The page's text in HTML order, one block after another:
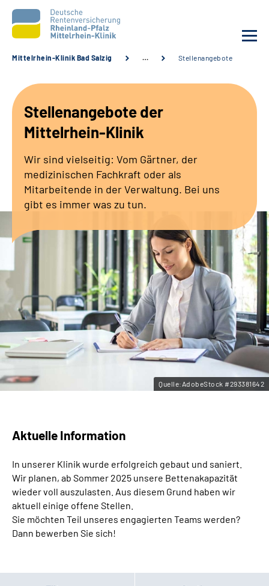
Unsere Angebote
Karriere
Zuweisende &
Leichte Sprache
Gebärdensprache
Mittelrhein-Klinik Bad Salzig … Stellenangebote
Stellenangebote der
Mittelrhein-Klinik
Wir sind vielseitig: Vom Gärtner, der
medizinischen Fachkraft oder als
Mitarbeitende in der Verwaltung. Bei uns
gibt es immer was zu tun.
Quelle:AdobeStock #293381642
Aktuelle Information
In unserer Klinik wurde erfolgreich gebaut und saniert.
Wir planen, ab Sommer 2025 unsere Bettenakapazität
wieder voll auszulasten. Aus diesem Grund haben wir
aktuell einige offene Stellen.
Sie möchten Teil unseres engagierten Teams werden?
Dann bewerben Sie sich!